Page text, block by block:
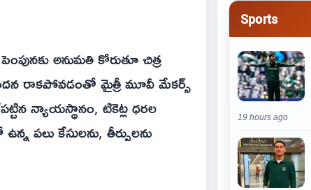
అనుమతి కోరుతూ చిత్ర
రాకపోవడంతో మైత్రీ మూవీ మేకర్స్
న్యాయస్థానం, టికెట్ల ధరల
కేసులను, తీర్పులను
Sports
19 hours ago